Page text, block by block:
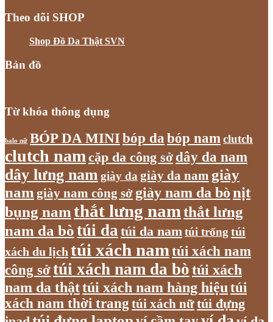
Theo dõi SHOP
Shop Đồ Da Thật SVN
Bản đồ
Từ khóa thông dụng
balo nữ BÓP DA MINIbóp da bóp nam clutch
clutch nam cặp da công sở dây da nam
dây lưng namgiày da giày da nam giày
nam giày nam công sở giày nam da bònịt
bụng namthắt lưng namthắt lưng
nam da bòtúi da túi da namtúi trống túi
xách du lịch túi xách nam túi xách nam
công sởtúi xách nam da bòtúi xách
nam da thậttúi xách nam hàng hiệu túi
xách nam thời trang túi xách nữtúi đựng